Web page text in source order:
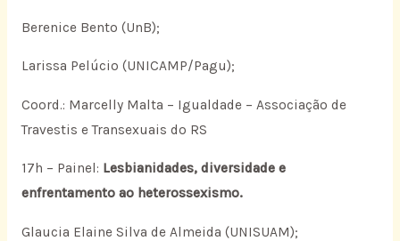
Berenice Bento (UnB);
Larissa Pelúcio (UNICAMP/Pagu);
Coord.: Marcelly Malta – Igualdade – Associação de
Travestis e Transexuais do RS
17h – Painel: Lesbianidades, diversidade e
enfrentamento ao heterossexismo.
Glaucia Elaine Silva de Almeida (UNISUAM);